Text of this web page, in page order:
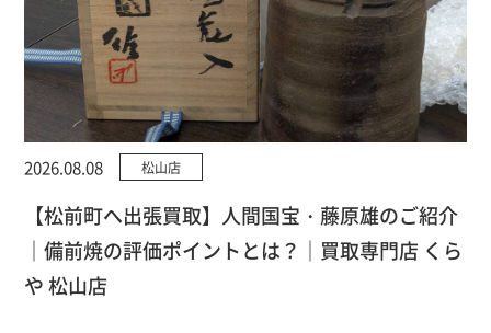
2026.08.08 松山店
【松前町へ出張買取】人間国宝・藤原雄のご紹介
｜備前焼の評価ポイントとは？｜買取専門店 くら
や 松山店